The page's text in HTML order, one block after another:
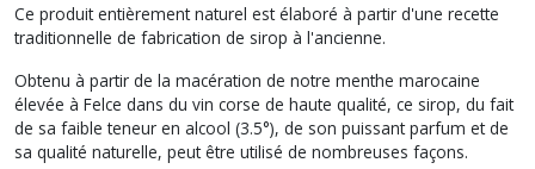
Ce produit entièrement naturel est élaboré à partir d'une recette
traditionnelle de fabrication de sirop à l'ancienne.
Obtenu à partir de la macération de notre menthe marocaine
élevée à Felce dans du vin corse de haute qualité, ce sirop, du fait
de sa faible teneur en alcool (3.5°), de son puissant parfum et de
sa qualité naturelle, peut être utilisé de nombreuses façons.